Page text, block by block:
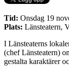
Tid: Onsdag 19
Plats: Länsteatern,
I Länsteaterns
(chef Länsteatern)
gestalta karaktärer